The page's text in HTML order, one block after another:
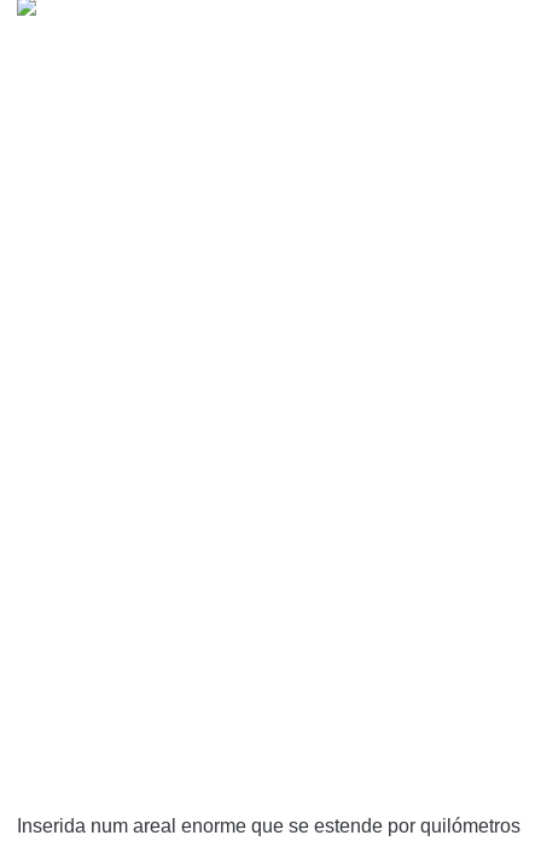
Inserida num areal enorme que se estende por quilómetros